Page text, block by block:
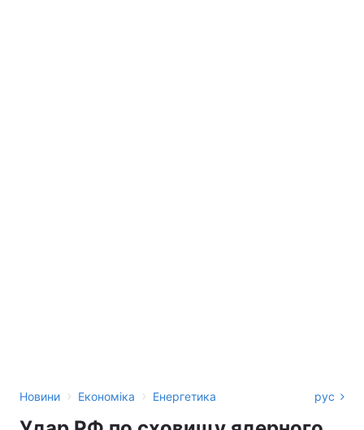
Новини › Економіка › Енергетика рус